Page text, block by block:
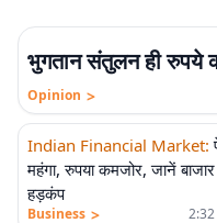
भुगतान संतुलन ही रुपये
Opinion >
Indian Financial Market:
महंगा, रुपया कमजोर, जानें
हड़कंप
Business >